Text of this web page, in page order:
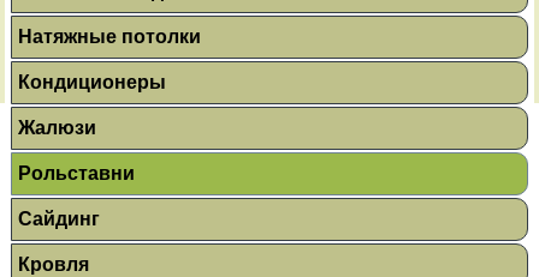
Натяжные потолки
Кондиционеры
Жалюзи
Рольставни
Сайдинг
Кровля